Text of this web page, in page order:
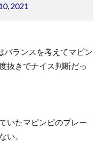
2021
ランスを考えてマピン
抜きでナイス判断だっ
いたマピンピのプレー
い。